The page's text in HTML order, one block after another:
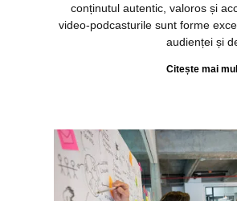
conținutul autentic, valoros și
video-podcasturile sunt forme
audienței și
Citește mai